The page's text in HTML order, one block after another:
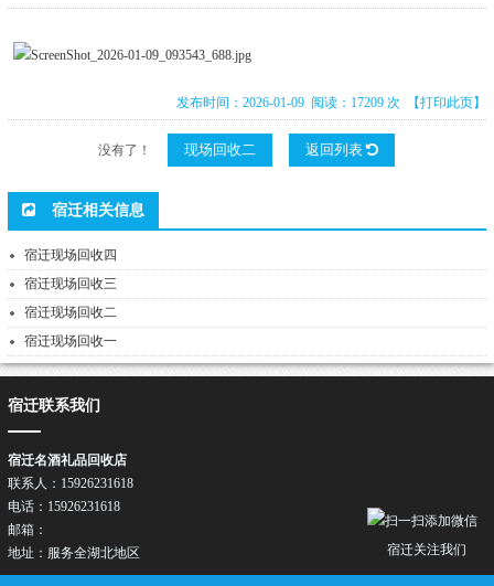
发布时间：2026-01-09 阅读：17209 次 【打印此页】
没有了！ 现场回收二 返回列表
宿迁相关信息
宿迁现场回收四
宿迁现场回收三
宿迁现场回收二
宿迁现场回收一
宿迁关注我们
宿迁联系我们
宿迁名酒礼品回收店
联系人：15926231618
电话：15926231618
邮箱：
地址：服务全湖北地区